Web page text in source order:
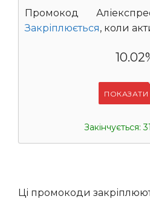
Промокод
Закріплюється, коли
ПОКАЗАТИ
Закінчується:
Ці промокоди